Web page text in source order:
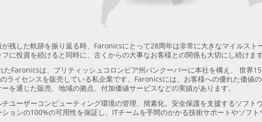
残した軌跡を振り返る時、Faronicsにとって28周年は非常に大きなマイルス
に投資を続けると同時に、古くからの大事なお客様との関係も大切にし続けます
たFaronicsは、ブリティッシュコロンビア州バンクーバーに本社を構え、 世界
ライセンスを販売している私企業です。Faronicsには、お客様への優れた価値
を通じた販売、地域の拠点、付加価値サービスなどの実績があります。
ユーザーコンピューティング環境の管理、簡素化、安全保護を支援するソフト
ョンの100%の可用性を保証し、ITチームを手間のかかる技術サポートやソフト